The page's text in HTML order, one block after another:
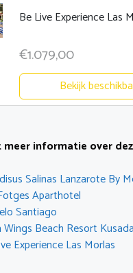
Be Live Experience Las
€1.079,00
Bekijk
meer informatie over
Salinas Lanzarote By
Aparthotel
Santiago
Wings Beach Resort
Experience Las Morlas